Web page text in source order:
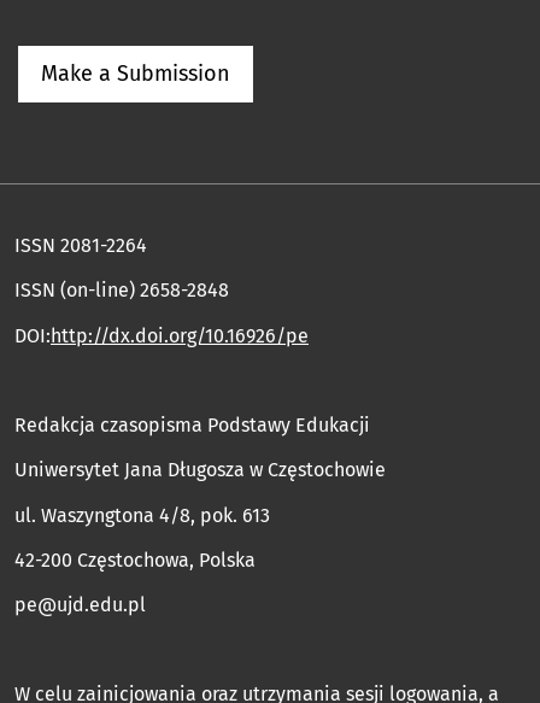
Make a Submission
ISSN 2081-2264
ISSN (on-line) 2658-2848
DOI:http://dx.doi.org/10.16926/pe
Redakcja czasopisma Podstawy Edukacji
Uniwersytet Jana Długosza w Częstochowie
ul. Waszyngtona 4/8, pok. 613
42-200 Częstochowa, Polska
pe@ujd.edu.pl
W celu zainicjowania oraz utrzymania sesji logowania, a